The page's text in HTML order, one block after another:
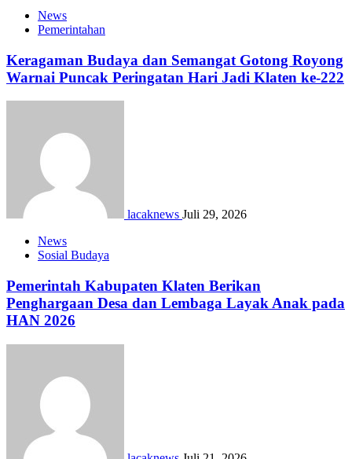
News
Pemerintahan
Keragaman Budaya dan Semangat Gotong Royong
Warnai Puncak Peringatan Hari Jadi Klaten ke-222
lacaknews Juli 29, 2026
News
Sosial Budaya
Pemerintah Kabupaten Klaten Berikan
Penghargaan Desa dan Lembaga Layak Anak pada
HAN 2026